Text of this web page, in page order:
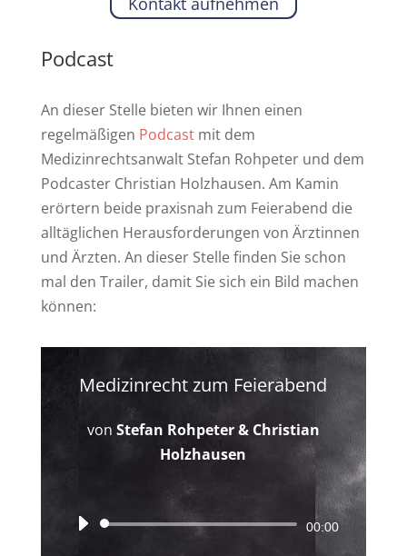
Podcast
An dieser Stelle bieten wir Ihnen einen
regelmäßigen Podcastmit dem
Medizinrechtsanwalt Stefan Rohpeter und dem
Podcaster Christian Holzhausen. Am Kamin
erörtern beide praxisnah zum Feierabend die
alltäglichen Herausforderungen von Ärztinnen
und Ärzten. An dieser Stelle finden Sie schon
mal den Trailer, damit Sie sich ein Bild machen
können:
Medizinrecht zum Feierabend
von Stefan Rohpeter & Christian
Holzhausen
Audio-
00:00